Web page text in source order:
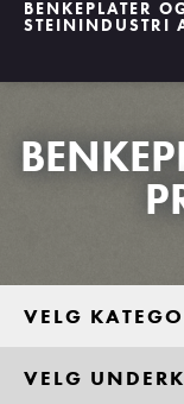
BENKEPLATER
STEININDUSTRI
VELG
VELG